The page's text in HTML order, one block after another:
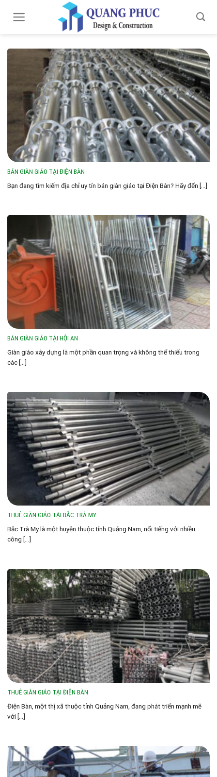
BÁN GIÀN GIÁO TẠI ĐIỆN BÀN
Bạn đang tìm kiếm địa chỉ uy tín bán giàn giáo tại Điện Bàn? Hãy đến [...]
BÁN GIÀN GIÁO TẠI HỘI AN
Giàn giáo xây dựng là một phần quan trọng và không thể thiếu trong
các [...]
THUÊ GIÀN GIÁO TẠI BẮC TRÀ MY
Bắc Trà My là một huyện thuộc tỉnh Quảng Nam, nổi tiếng với nhiều
công [...]
THUÊ GIÀN GIÁO TẠI ĐIỆN BÀN
Điện Bàn, một thị xã thuộc tỉnh Quảng Nam, đang phát triển mạnh mẽ
với [...]